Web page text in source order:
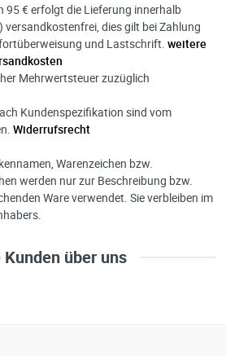
95 € erfolgt die Lieferung innerhalb
versandkostenfrei, dies gilt bei Zahlung
und Lastschrift. weitere
Mehrwertsteuer zuzüglich
Kundenspezifikation sind vom
Widerrufsrecht
Warenzeichen bzw.
werden nur zur Beschreibung bzw.
Ware verwendet. Sie verbleiben im
über uns